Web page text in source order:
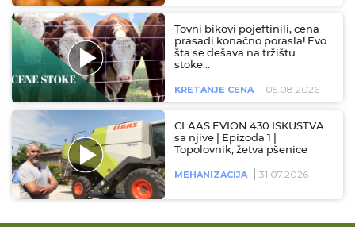
Tovni bikovi pojeftinili, cena
prasadi konačno porasla! Evo
šta se dešava na tržištu
stoke…
KRETANJE CENA 05.08.2026
CLAAS EVION 430 ISKUSTVA
sa njive | Epizoda 1 |
Topolovnik, žetva pšenice
MEHANIZACIJA 31.07.2026